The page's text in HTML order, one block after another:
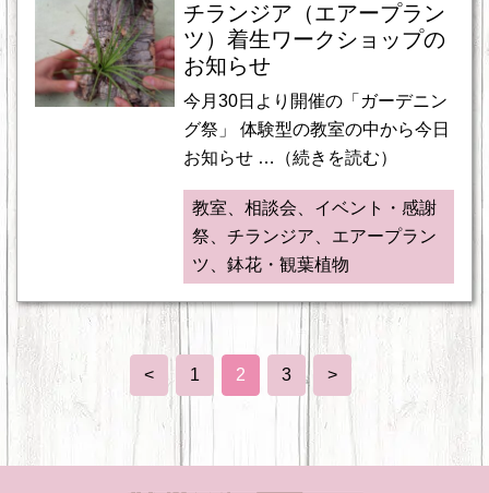
チランジア（エアープラン
ツ）着生ワークショップの
お知らせ
今月30日より開催の「ガーデニン
グ祭」 体験型の教室の中から今日
お知らせ …（続きを読む）
教室、相談会、イベント・感謝
祭、チランジア、エアープラン
ツ、鉢花・観葉植物
< 1 2 3 >